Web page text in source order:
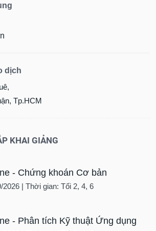
dịch
Tp.HCM
KHAI GIẢNG
- Chứng khoán Cơ bản
2026 | Thời gian: Tối 2, 4, 6
- Phân tích Kỹ thuật Ứng dụng